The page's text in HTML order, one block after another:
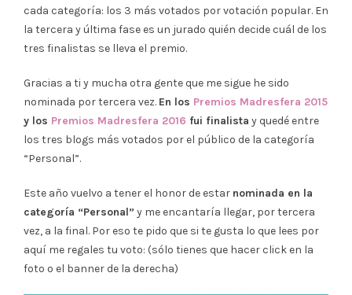
cada categoría: los 3 más votados por votación popular. En
la tercera y última fase es un jurado quién decide cuál de los
tres finalistas se lleva el premio.
Gracias a ti y mucha otra gente que me sigue he sido
nominada por tercera vez. En los Premios Madresfera 2015
y los Premios Madresfera 2016 fui finalista y quedé entre
los tres blogs más votados por el público de la categoría
“Personal”.
Este año vuelvo a tener el honor de estar nominada en la
categoría “Personal” y me encantaría llegar, por tercera
vez, a la final. Por eso te pido que si te gusta lo que lees por
aquí me regales tu voto: (sólo tienes que hacer click en la
foto o el banner de la derecha)